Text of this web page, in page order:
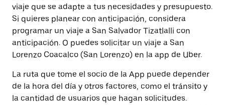
viaje que se adapte a tus necesidades y presupuesto.
Si quieres planear con anticipación, considera
programar un viaje a San Salvador Tizatlalli con
anticipación. O puedes solicitar un viaje a San
Lorenzo Coacalco (San Lorenzo) en la app de Uber.
La ruta que tome el socio de la App puede depender
de la hora del día y otros factores, como el tránsito y
la cantidad de usuarios que hagan solicitudes.